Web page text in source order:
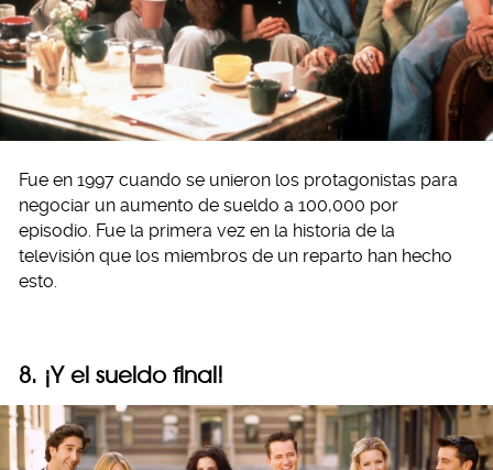
Fue en 1997 cuando se unieron los protagonistas para
negociar un aumento de sueldo a 100,000 por
episodio. Fue la primera vez en la historia de la
televisión que los miembros de un reparto han hecho
esto.
8. ¡Y el sueldo final!